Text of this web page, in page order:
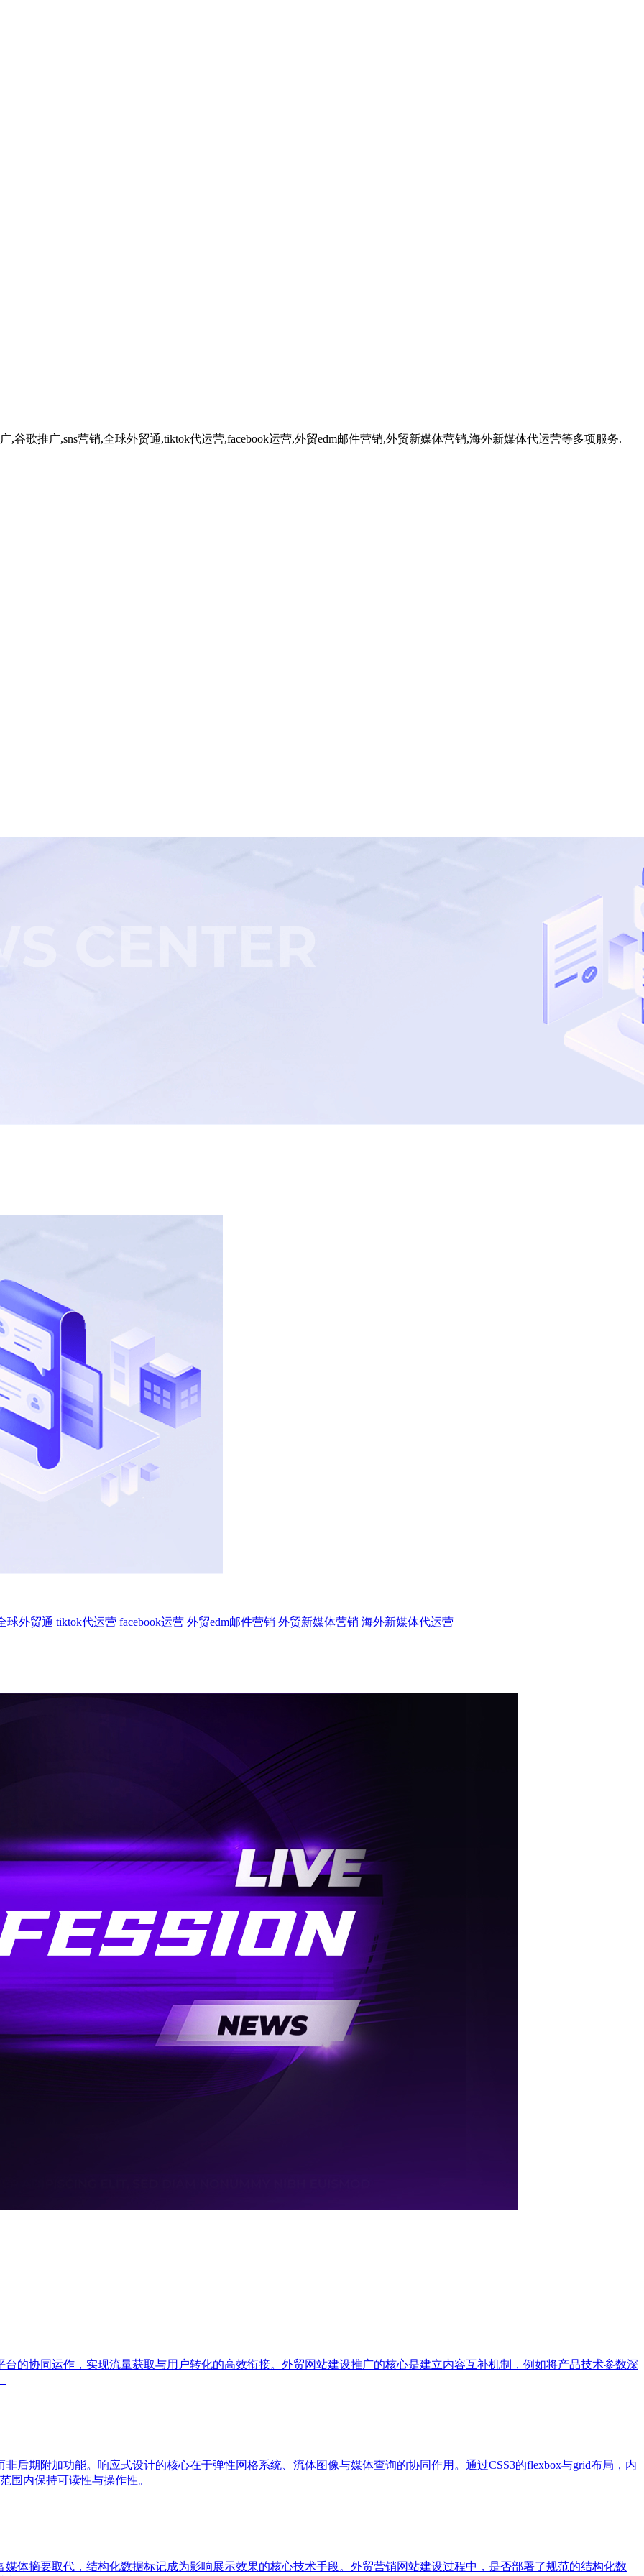
歌推广,sns营销,全球外贸通,tiktok代运营,facebook运营,外贸edm邮件营销,外贸新媒体营销,海外新媒体代运营等多项服务.
球外贸通 tiktok代运营 facebook运营 外贸edm邮件营销 外贸新媒体营销 海外新媒体代运营
的协同运作，实现流量获取与用户转化的高效衔接。外贸网站建设推广的核心是建立内容互补机制，例如将产品技术参数深
后期附加功能。响应式设计的核心在于弹性网格系统、流体图像与媒体查询的协同作用。通过CSS3的flexbox与grid布局，内
围内保持可读性与操作性。
体摘要取代，结构化数据标记成为影响展示效果的核心技术手段。外贸营销网站建设过程中，是否部署了规范的结构化数